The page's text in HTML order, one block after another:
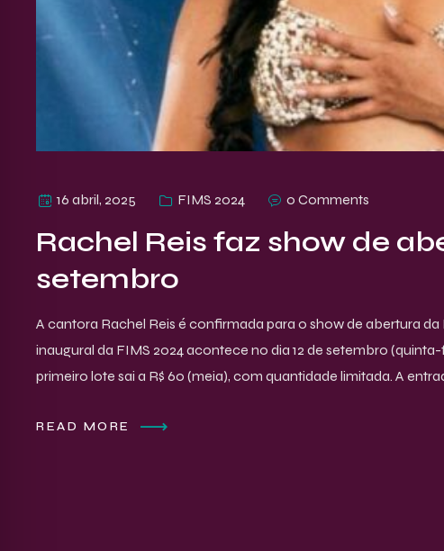
16 abril, 2025 FIMS 2024 0 Comments
Rachel Reis faz show de
setembro
A cantora Rachel Reis é confirmada para o show de abertura
inaugural da FIMS 2024 acontece no dia 12 de setembro
primeiro lote sai a R$ 60 (meia), com quantidade limitada. A
READ MORE